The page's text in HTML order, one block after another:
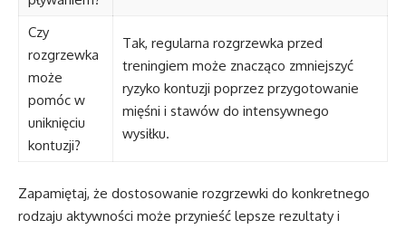
Czy
rozgrzewka
może
pomóc w
uniknięciu
kontuzji?
Tak, regularna rozgrzewka przed
treningiem może znacząco zmniejszyć
ryzyko kontuzji poprzez przygotowanie
mięśni i stawów do intensywnego
wysiłku.
Zapamiętaj, że dostosowanie rozgrzewki do konkretnego
rodzaju aktywności może przynieść lepsze rezultaty i